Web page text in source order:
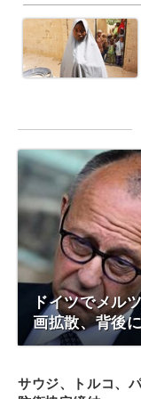
ドイツでメル
画拡散、背後
サウジ、トルコ、